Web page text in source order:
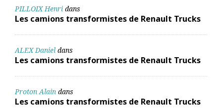
PILLOIX Henri dans
Les camions transformistes de Renault Trucks
ALEX Daniel dans
Les camions transformistes de Renault Trucks
Proton Alain dans
Les camions transformistes de Renault Trucks